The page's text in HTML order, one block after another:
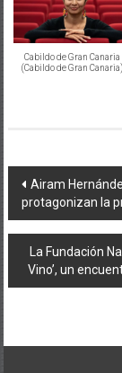
Cabildo de Gran Canaria
(Cabildo de Gran Canaria)
de
entradas
Airam
protagonizan la
La Fundación
Vino’, un